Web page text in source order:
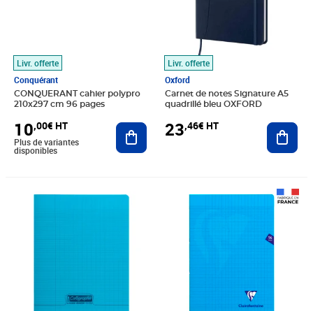
Livr. offerte
Conquérant
CONQUERANT cahier polypro
210x297 cm 96 pages
10,00€ HT
Plus de variantes
disponibles
Ajouter au panier
Livr. offerte
Oxford
Carnet de notes Signature A5
quadrillé bleu OXFORD
23,46€ HT
Prix 1,29€ HT Prix 2,49€ HT